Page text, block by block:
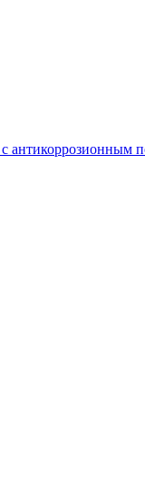
антикоррозионным